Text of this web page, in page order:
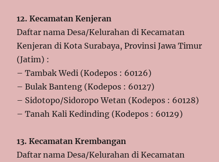
12. Kecamatan Kenjeran
Daftar nama Desa/Kelurahan di Kecamatan
Kenjeran di Kota Surabaya, Provinsi Jawa Timur
(Jatim) :
– Tambak Wedi (Kodepos : 60126)
– Bulak Banteng (Kodepos : 60127)
– Sidotopo/Sidoropo Wetan (Kodepos : 60128)
– Tanah Kali Kedinding (Kodepos : 60129)
13. Kecamatan Krembangan
Daftar nama Desa/Kelurahan di Kecamatan